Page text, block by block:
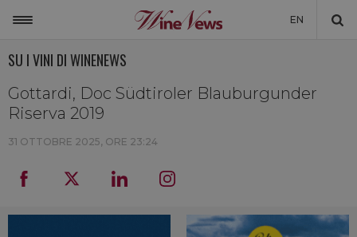
EN
MONDO
LA CANTINA DI WINENEWS
DICONO DI NOI
SU I VINI DI WINENEWS
Gottardi, Doc Südtiroler Blauburgunder
Riserva 2019
31 OTTOBRE 2025, ORE 23:24